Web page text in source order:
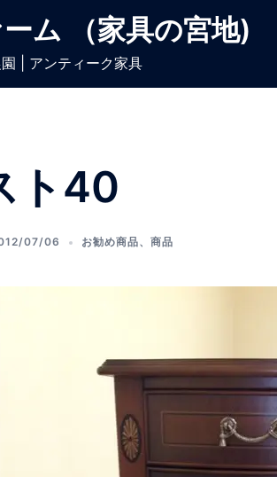
ム （家具の宮地)
| アンティーク家具
ト40
07/06 お勧め商品、 商品